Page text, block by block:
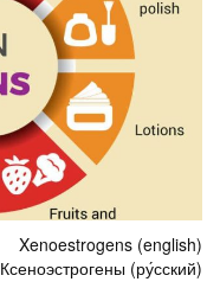
Xenoestrogens (english)
Ксеноэстрогены (ру́сский)